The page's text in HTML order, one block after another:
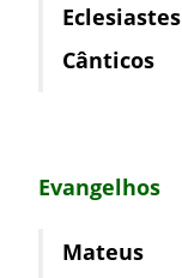
Eclesiastes
Cânticos
Evangelhos
Mateus